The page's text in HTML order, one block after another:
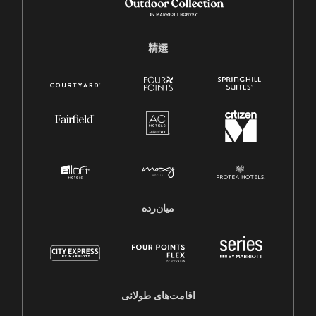
精選
میان‌رده
اقامت‌های طولانی